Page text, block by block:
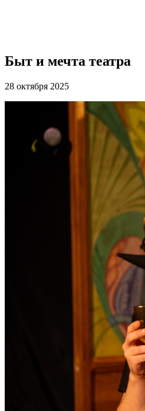
Быт и мечта театра
28 октября 2025